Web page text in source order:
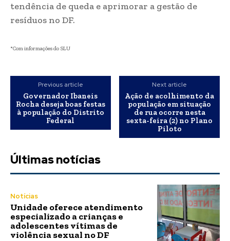
tendência de queda e aprimorar a gestão de
resíduos no DF.
*Com informações do SLU
Previous article
Governador Ibaneis
Rocha deseja boas festas
à população do Distrito
Federal
Next article
Ação de acolhimento da
população em situação
de rua ocorre nesta
sexta-feira (2) no Plano
Piloto
Últimas notícias
Notícias
Unidade oferece atendimento
especializado a crianças e
adolescentes vítimas de
violência sexual no DF